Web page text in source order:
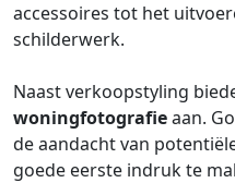
accessoires tot het
schilderwerk.
Naast verkoopstyling
woningfotografieaan.
de aandacht van
goede eerste indruk te